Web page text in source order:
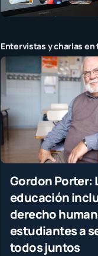
Entervistas y charlas
Gordon Porter:
educación
derecho
estudiantes a
todos juntos